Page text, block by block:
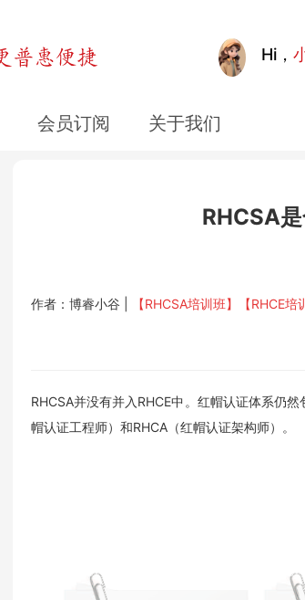
Hi，
会员订阅 关于我们
RHCSA
作者：博睿小谷 | 【RHCSA培训班】 【RHCE培
RHCSA并没有并入RHCE中‌。红帽认证体系仍
帽认证工程师）和RHCA（红帽认证架构师）‌。